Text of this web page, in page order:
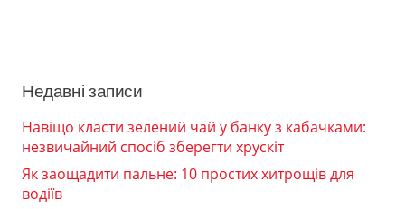
Недавні записи
Навіщо класти зелений чай у банку з кабачками:
незвичайний спосіб зберегти хрускіт
Як заощадити пальне: 10 простих хитрощів для
водіїв